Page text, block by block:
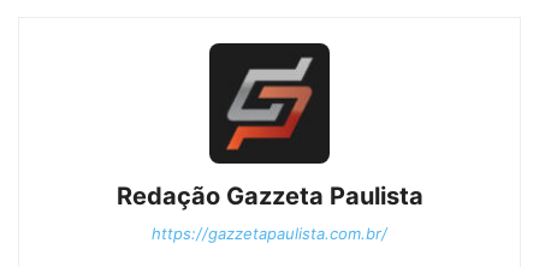
Redação Gazzeta Paulista
https://gazzetapaulista.com.br/